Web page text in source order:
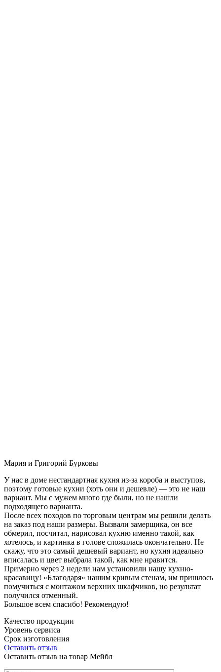
Мария и Григорий Бурковы
У нас в доме нестандартная кухня из-за короба и выступов,
поэтому готовые кухни (хоть они и дешевле) — это не наш
вариант. Мы с мужем много где были, но не нашли
подходящего варианта.
После всех походов по торговым центрам мы решили делать
на заказ под наши размеры. Вызвали замерщика, он все
обмерил, посчитал, нарисовал кухню именно такой, как
хотелось, и картинка в голове сложилась окончательно. Не
скажу, что это самый дешевый вариант, но кухня идеально
вписалась и цвет выбрала такой, как мне нравится.
Примерно через 2 недели нам установили нашу кухню-
красавицу! «Благодаря» нашим кривым стенам, им пришлось
помучиться с монтажом верхних шкафчиков, но результат
получился отменный.
Большое всем спасибо! Рекомендую!
Качество продукции
Уровень сервиса
Срок изготовления
Оставить отзыв
Оставить отзыв на товар Мейбл